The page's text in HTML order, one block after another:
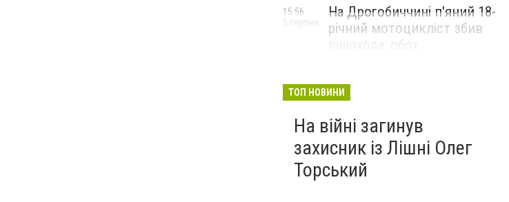
На Дрогобиччині п'яний 18-
річний мотоцикліст збив
пішохода: обох
15:56
5 серпня
ТОП НОВИНИ
На війні загинув
захисник із Лішні Олег
Торський